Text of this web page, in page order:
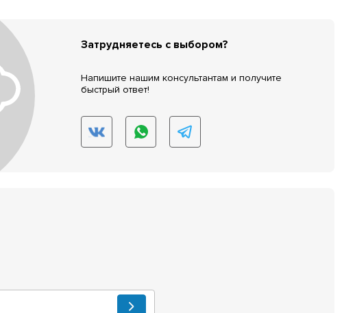
Затрудняетесь с выбором?
Напишите нашим консультантам и получите
быстрый ответ!